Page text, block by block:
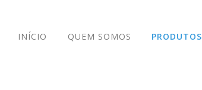
INÍCIO QUEM SOMOS PRODUTOS